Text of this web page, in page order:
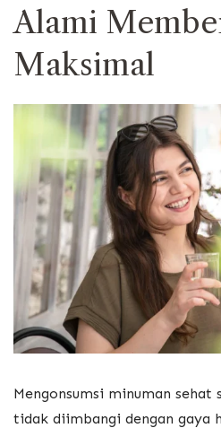
Alami
Maksimal
Mengonsumsi minuman sehat
tidak diimbangi dengan gaya